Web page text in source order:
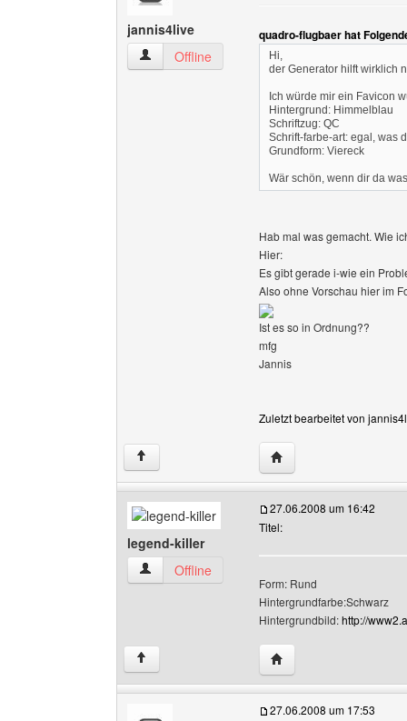
jannis4live
jannis4live Benutzer-Profile anzeigen
Offline
quadro-flugbaer hat
Hi,
der Generator hilft wirklich
Ich würde mir ein Favicon
Hintergrund: Himmelblau
Schriftzug: QC
Schrift-farbe-art: egal, was
Grundform: Viereck
Wär schön, wenn dir da
Hab mal was gemacht. Wie
Hier:
Es gibt gerade i-wie ein
Also ohne Vorschau hier im
Ist es so in Ordnung??
mfg
Jannis
Zuletzt bearbeitet von
↑ Website dieses
legend-killer
legend-killer Benutzer-Profile anzeigen
Offline
27.06.2008 um 16:42
Titel:
Form: Rund
Hintergrundfarbe:Schwarz
Hintergrundbild:http://
↑ Website dieses
27.06.2008 um 17:53